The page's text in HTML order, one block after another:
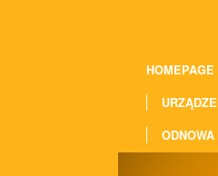
HOMEPAGE